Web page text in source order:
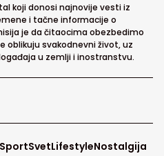
koji donosi najnovije vesti iz
i tačne informacije o
je da čitaocima obezbedimo
oblikuju svakodnevni život, uz
u zemlji i inostranstvu.
SportSvetLifestyleNostalgija